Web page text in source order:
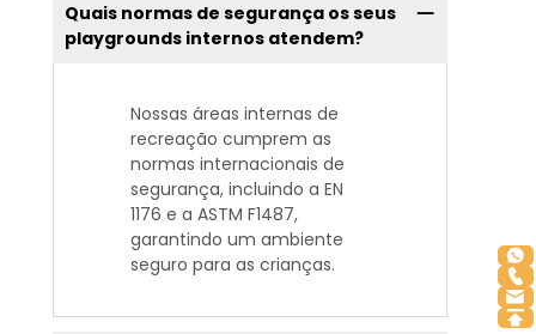
Quais normas de segurança os seus
playgrounds internos atendem?
Nossas áreas internas de
recreação cumprem as
normas internacionais de
segurança, incluindo a EN
1176 e a ASTM F1487,
garantindo um ambiente
seguro para as crianças.